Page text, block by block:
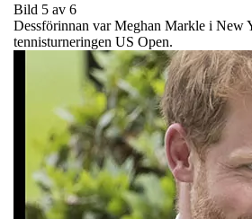
Bild 5 av 6
Dessförinnan var Meghan Markle i New
tennisturneringen US Open.